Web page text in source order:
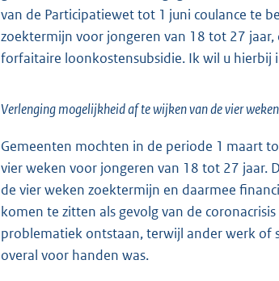
van de Participatiewet tot 1 juni coulance te
zoektermijn voor jongeren van 18 tot 27
forfaitaire loonkostensubsidie. Ik wil u
Verlenging mogelijkheid af te wijken van de vier
Gemeenten mochten in de periode 1 maart
vier weken voor jongeren van 18 tot 27 jaar.
de vier weken zoektermijn en daarmee
komen te zitten als gevolg van de
problematiek ontstaan, terwijl ander werk
overal voor handen was.